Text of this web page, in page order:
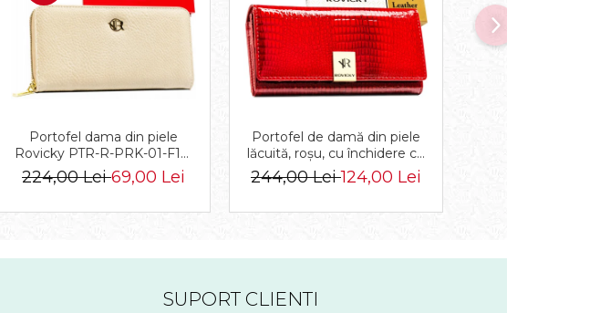
Portofel dama din piele
Rovicky PTR-R-PRK-01-F19-
2757 BE
224,00 Lei69,00 Lei
Portofel de damă din piele
lăcuită, roșu, cu închidere cu
capsă - Rovicky PTR-RH-22-
1-RS RED
244,00 Lei124,00 Lei
SUPORT CLIENTI